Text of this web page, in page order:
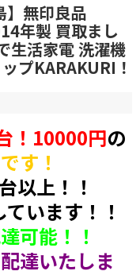
】無印良品
年製 買取まし
生活家電 洗濯機
プKARAKURI！
！10000円の
す！
以上！！
います！！
可能！！
達いたしま